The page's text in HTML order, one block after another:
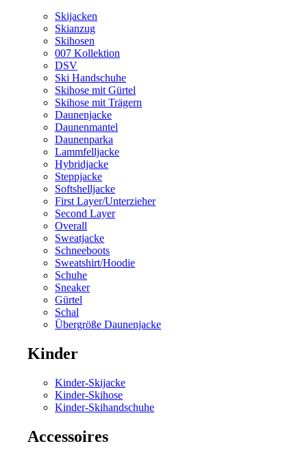
Skijacken
Skianzug
Skihosen
007 Kollektion
DSV
Ski Handschuhe
Skihose mit Gürtel
Skihose mit Trägern
Daunenjacke
Daunenmantel
Daunenparka
Lammfelljacke
Hybridjacke
Steppjacke
Softshelljacke
First Layer/Unterzieher
Second Layer
Overall
Sweatjacke
Schneeboots
Sweatshirt/Hoodie
Schuhe
Sneaker
Gürtel
Schal
Übergröße Daunenjacke
Kinder
Kinder-Skijacke
Kinder-Skihose
Kinder-Skihandschuhe
Accessoires